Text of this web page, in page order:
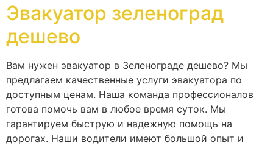
Эвакуатор зеленоград
дешево
Вам нужен эвакуатор в Зеленограде дешево? Мы
предлагаем качественные услуги эвакуатора по
доступным ценам. Наша команда профессионалов
готова помочь вам в любое время суток. Мы
гарантируем быструю и надежную помощь на
дорогах. Наши водители имеют большой опыт и